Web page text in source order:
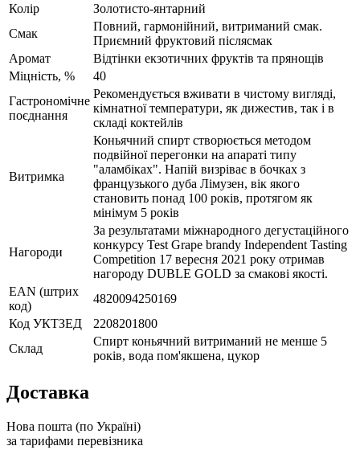
Колір
Золотисто-янтарний
Смак
Повний, гармонійний, витриманий смак.
Приємний фруктовий післясмак
Аромат
Відтінки екзотичних фруктів та прянощів
Міцність, %
40
Гастрономічне
поєднання
Рекомендується вживати в чистому вигляді,
кімнатної температури, як дижестив, так і в
складі коктейлів
Витримка
Коньячний спирт створюється методом
подвійної перегонки на апараті типу
"аламбіках". Напій визріває в бочках з
французького дуба Лімузен, вік якого
становить понад 100 років, протягом як
мінімум 5 років
Нагороди
За результатами міжнародного дегустаційного
конкурсу Test Grape brandy Independent Tasting
Competition 17 вересня 2021 року отримав
нагороду DUBLE GOLD за смакові якості.
EAN (штрих
код)
4820094250169
Код УКТЗЕД
2208201800
Склад
Спирт коньячний витриманий не менше 5
років, вода пом'якшена, цукор
Доставка
Нова пошта (по Україні)
за тарифами перевізника